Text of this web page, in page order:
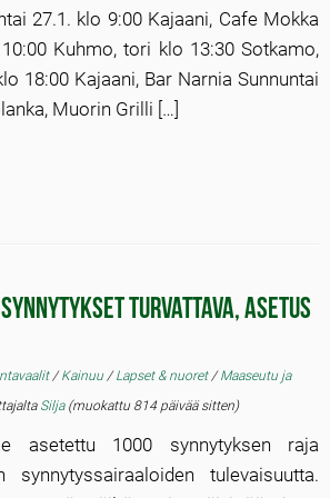
27.1. klo 9:00 Kajaani, Cafe Mokka
Kuhmo, tori klo 13:30 Sotkamo,
18:00 Kajaani, Bar Narnia Sunnuntai
Muorin Grilli […]
turvattava, asetus
/Kainuu/Lapset & nuoret/Maaseutu ja
Silja(muokattu 814 päivää sitten)
asetettu 1000 synnytyksen raja
synnytyssairaaloiden tulevaisuutta.